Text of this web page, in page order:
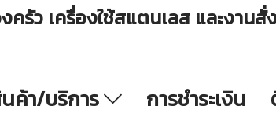
ครัว เครื่องใช้สแตนเลส และงาน
ค้า/บริการ การชำระเงิน